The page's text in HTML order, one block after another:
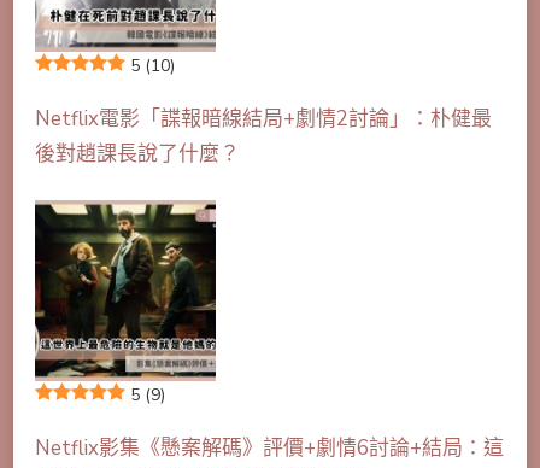
5 (10)
Netflix電影「諜報暗線結局+劇情2討論」：朴健最
後對趙課長說了什麼？
5 (9)
Netflix影集《懸案解碼》評價+劇情6討論+結局：這